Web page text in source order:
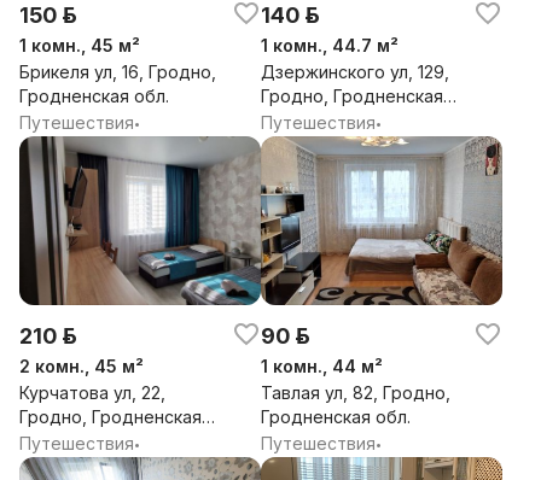
150 р.
1 комн., 45 м²
Брикеля ул, 16, Гродно,
Гродненская обл.
Путешествия•
140 р.
1 комн., 44.7 м²
Дзержинского ул, 129,
Гродно, Гродненская
обл.
Путешествия•
210 р.
2 комн., 45 м²
Курчатова ул, 22,
Гродно, Гродненская
обл.
Путешествия•
90 р.
1 комн., 44 м²
Тавлая ул, 82, Гродно,
Гродненская обл.
Путешествия•